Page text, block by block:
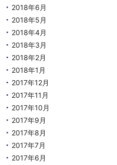
2018年6月
2018年5月
2018年4月
2018年3月
2018年2月
2018年1月
2017年12月
2017年11月
2017年10月
2017年9月
2017年8月
2017年7月
2017年6月